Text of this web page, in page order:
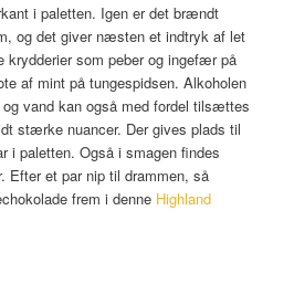
i paletten. Igen er det brændt
og det giver næsten et indtryk af let
som peber og ingefær på
af mint på tungespidsen. Alkoholen
vand kan også med fordel tilsættes
stærke nuancer. Der gives plads til
i paletten. Også i smagen findes
Efter et par nip til drammen, så
frem i denne Highland